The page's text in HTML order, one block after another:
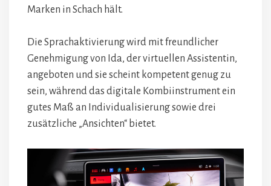
Marken in Schach hält.
Die Sprachaktivierung wird mit freundlicher
Genehmigung von Ida, der virtuellen Assistentin,
angeboten und sie scheint kompetent genug zu
sein, während das digitale Kombiinstrument ein
gutes Maß an Individualisierung sowie drei
zusätzliche „Ansichten“ bietet.